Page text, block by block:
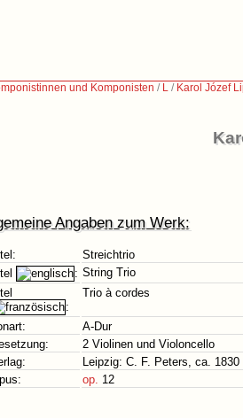
und Komponisten / L / Karol Józef
Angaben zum Werk:
Streichtrio
: String Trio
:
Trio à cordes
A-Dur
2 Violinen und Violoncello
Leipzig: C. F. Peters, ca. 1830
op. 12